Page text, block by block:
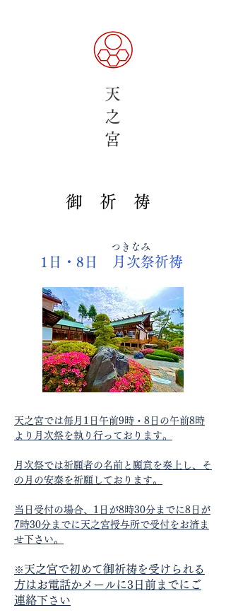
天
之
​宮
​御 祈 祷
​1日・8日 月次祭祈祷
​つきなみ
天之宮では毎月1日午前9 時・8日の午前8時
より月次祭を執り行っております。
月次祭では祈願者の名前と願意を奏上し、そ
の月の安泰を祈願しております。
当日受付の場合、1日が8時30分までに8日が
7時30分までに天之宮授与所で受付をお済ま
せ下さい。
​※ 天之宮で初めて御祈祷を受けられる
方はお電話かメールに3 日前までにご
連絡下さい